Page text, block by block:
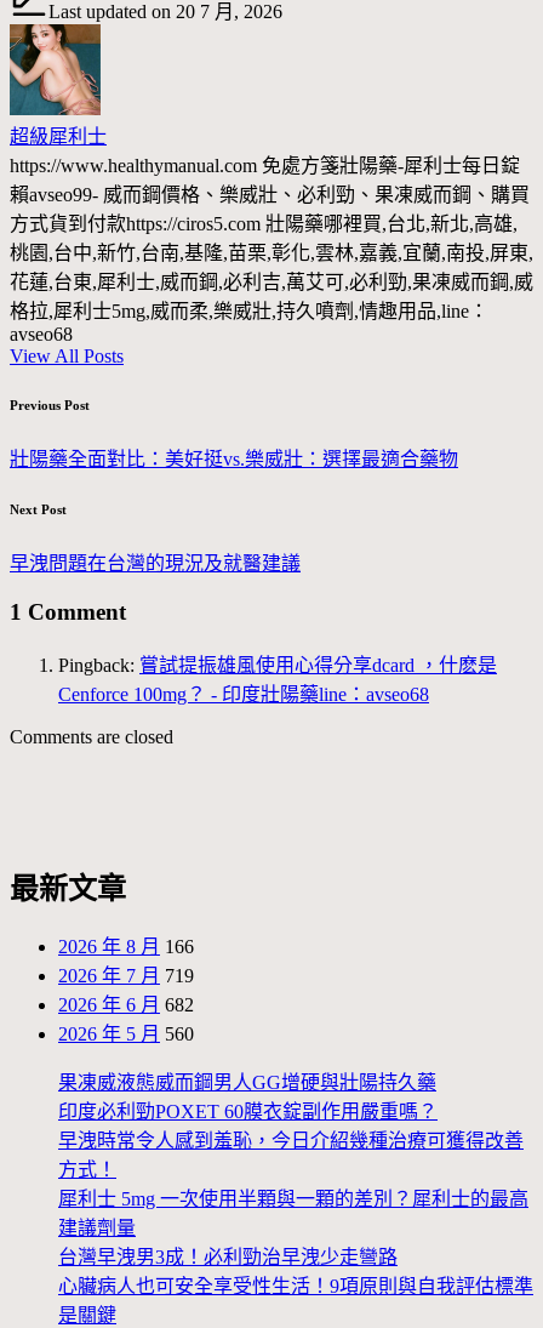
Last updated on 20 7 月, 2026
超級犀利士
https://www.healthymanual.com 免處方箋壯陽藥-犀利士每日錠
賴avseo99- 威而鋼價格、樂威壯、必利勁、果凍威而鋼、購買
方式貨到付款https://ciros5.com 壯陽藥哪裡買,台北,新北,高雄,
桃園,台中,新竹,台南,基隆,苗栗,彰化,雲林,嘉義,宜蘭,南投,屏東,
花蓮,台東,犀利士,威而鋼,必利吉,萬艾可,必利勁,果凍威而鋼,威
格拉,犀利士5mg,威而柔,樂威壯,持久噴劑,情趣用品,line：
avseo68
View All Posts
Post
navigation
Previous Post
壯陽藥全面對比：美好挺vs.樂威壯：選擇最適合藥物
Next Post
早洩問題在台灣的現況及就醫建議
1 Comment
Pingback: 嘗試提振雄風使用心得分享dcard ，什麽是
Cenforce 100mg？ - 印度壯陽藥line：avseo68
Comments are closed
最新文章
2026 年 8 月 166
2026 年 7 月 719
2026 年 6 月 682
2026 年 5 月 560
果凍威液態威而鋼男人GG增硬與壯陽持久藥
印度必利勁POXET 60膜衣錠副作用嚴重嗎？
早洩時常令人感到羞恥，今日介紹幾種治療可獲得改善
方式！
犀利士 5mg 一次使用半顆與一顆的差別？犀利士的最高
建議劑量
台灣早洩男3成！必利勁治早洩少走彎路
心臟病人也可安全享受性生活！9項原則與自我評估標準
是關鍵